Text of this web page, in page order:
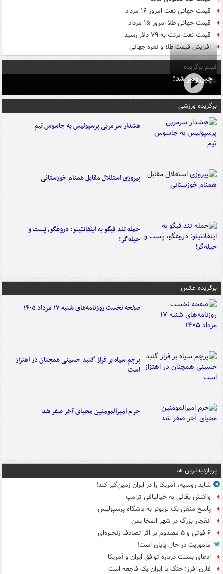
قیمت جهانی نفت امروز ۱۶ مرداد
قیمت جهانی طلا امروز ۱۵ مرداد
قیمت نفت برنت به ۷۹ دلار رسید
افزایش قیمت طلا و نقره جهانی
فیلم برگزیده
چین ونیز شد!
برگزیده ورزشی
هشدار سرمربی پرسپولیس به جاسوس تیم
پیروزی استقلال مقابل همنام خوزستانی
حمله تند فیگو به اینفانتینو: دروغگو، پَست‌ و
حیله‌گر!
برگزیده عکس
صفحه نخست روزنامه‌های شنبه ۱۷ مرداد ۱۴۰۵
پرچم سیاه بر فراز گنبد حسینی همچنان در اهتزاز
است
حرم امیرالمومنین محیای آخر صفر شد
پربازدیدترین ها
شاید روسیه، آمریکا را در ایران زمین‌گیر کند!
واکنش بقائی به خیالبافی ترامپ
پاسخ منفی یک لژیونر به باشگاه پرسپولیس
انفجار بزرگ در شهر المخا یمن
۶ فوتی و ۵ مصدوم بر اثر تصادف زنجیره‌ای
ماموریت در حال پایان است!
ادعای بسنت درباره توافق ایران و آمریکا
فارن افرز: جنگ با ایران یک فاجعه است